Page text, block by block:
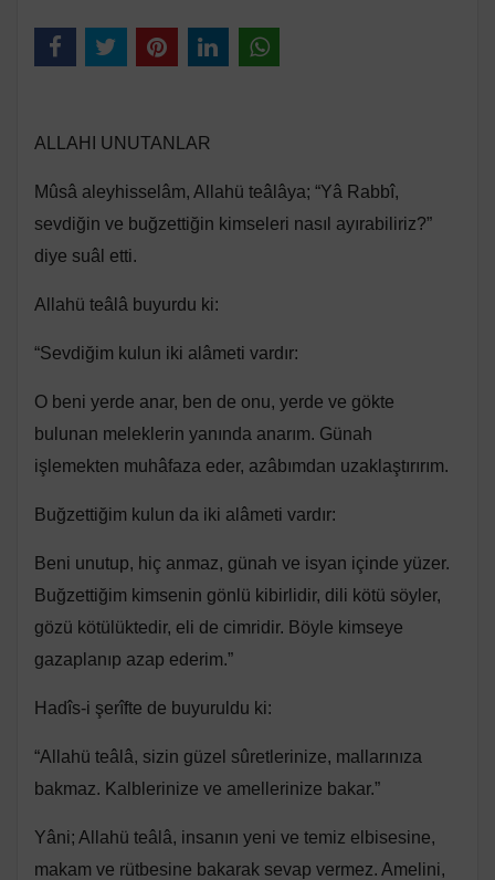
ALLAHI UNUTANLAR
Mûsâ aleyhisselâm, Allahü teâlâya; “Yâ Rabbî,
sevdiğin ve buğzettiğin kimseleri nasıl ayırabiliriz?”
diye suâl etti.
Allahü teâlâ buyurdu ki:
“Sevdiğim kulun iki alâmeti vardır:
O beni yerde anar, ben de onu, yerde ve gökte
bulunan meleklerin yanında anarım. Günah
işlemekten muhâfaza eder, azâbımdan uzaklaştırırım.
Buğzettiğim kulun da iki alâmeti vardır:
Beni unutup, hiç anmaz, günah ve isyan içinde yüzer.
Buğzettiğim kimsenin gönlü kibirlidir, dili kötü söyler,
gözü kötülüktedir, eli de cimridir. Böyle kimseye
gazaplanıp azap ederim.”
Hadîs-i şerîfte de buyuruldu ki:
“Allahü teâlâ, sizin güzel sûretlerinize, mallarınıza
bakmaz. Kalblerinize ve amellerinize bakar.”
Yâni; Allahü teâlâ, insanın yeni ve temiz elbisesine,
makam ve rütbesine bakarak sevap vermez. Amelini,